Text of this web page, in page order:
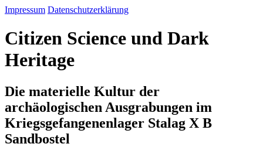
Impressum Datenschutzerklärung
Citizen Science und Dark
Heritage
Die materielle Kultur der
archäologischen Ausgrabungen im
Kriegsgefangenenlager Stalag X B
Sandbostel